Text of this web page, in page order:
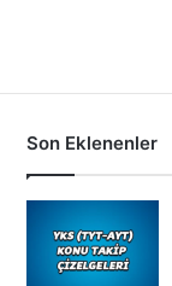
Son Eklenenler